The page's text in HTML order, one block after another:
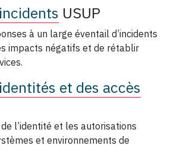
USUP
à un large éventail d’incidents
impacts négatifs et de rétablir
et des accès
l’identité et les autorisations
et environnements de